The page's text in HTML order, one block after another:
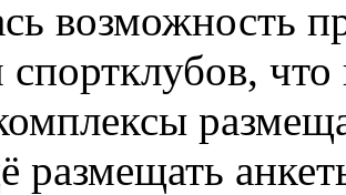
возможность
спортклубов,
размещать